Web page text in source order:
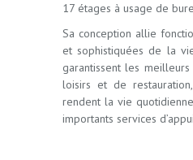
17 étages à usage de
Sa conception allie
et sophistiquées de la
garantissent les
loisirs et de
rendent la vie
importants services